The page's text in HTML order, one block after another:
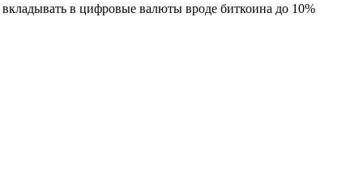
в цифровые валюты вроде биткоина до 10%